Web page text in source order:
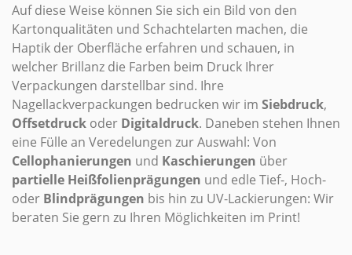
­Auf diese Weise können Sie sich ein Bild von den
Kartonqualitäten und Schachtelarten machen, die
Haptik der Oberfläche erfahren und schauen, in
welcher Brillanz die Farben beim Druck Ihrer
Verpackungen darstellbar sind. Ihre
Nagellackverpackungen bedrucken wir im Siebdruck,
Offsetdruck oder Digitaldruck. Daneben stehen Ihnen
eine Fülle an Veredelungen zur Auswahl: Von
Cellophanierungen und Kaschierungen über
partielle Heißfolienprägungen und edle Tief-, Hoch-
oder Blindprägungen bis hin zu UV-Lackierungen: Wir
beraten Sie gern zu Ihren Möglichkeiten im Print!